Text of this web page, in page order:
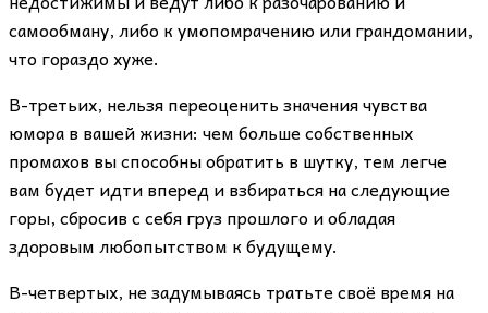
самообману, либо к умопомрачению или грандомании,
что гораздо хуже.
В-третьих, нельзя переоценить значения чувства
юмора в вашей жизни: чем больше собственных
промахов вы способны обратить в шутку, тем легче
вам будет идти вперед и взбираться на следующие
горы, сбросив с себя груз прошлого и обладая
здоровым любопытством к будущему.
В-четвертых, не задумываясь тратьте своё время на